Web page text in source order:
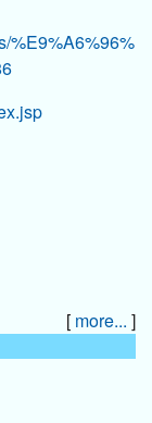
[ more... ]